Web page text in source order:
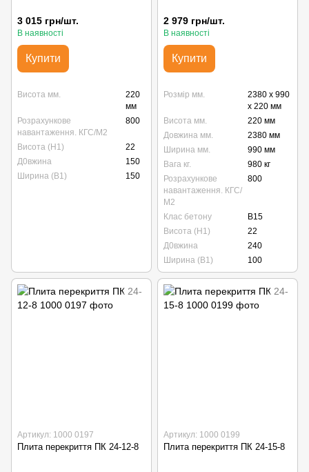
3 015 грн/шт.
В наявності
Купити
Висота мм.
220
мм
Розрахункове
навантаження. КГС/М2
800
Висота (Н1)
22
Д0вжина
150
Ширина (В1)
150
2 979 грн/шт.
В наявності
Купити
Розмір мм.
2380 x 990
x 220 мм
Висота мм.
220 мм
Довжина мм.
2380 мм
Ширина мм.
990 мм
Вага кг.
980 кг
Розрахункове
навантаження. КГС/
М2
800
Клас бетону
B15
Висота (Н1)
22
Д0вжина
240
Ширина (В1)
100
Артикул: 1000 0197
Плита перекриття ПК 24-12-8
Артикул: 1000 0199
Плита перекриття ПК 24-15-8